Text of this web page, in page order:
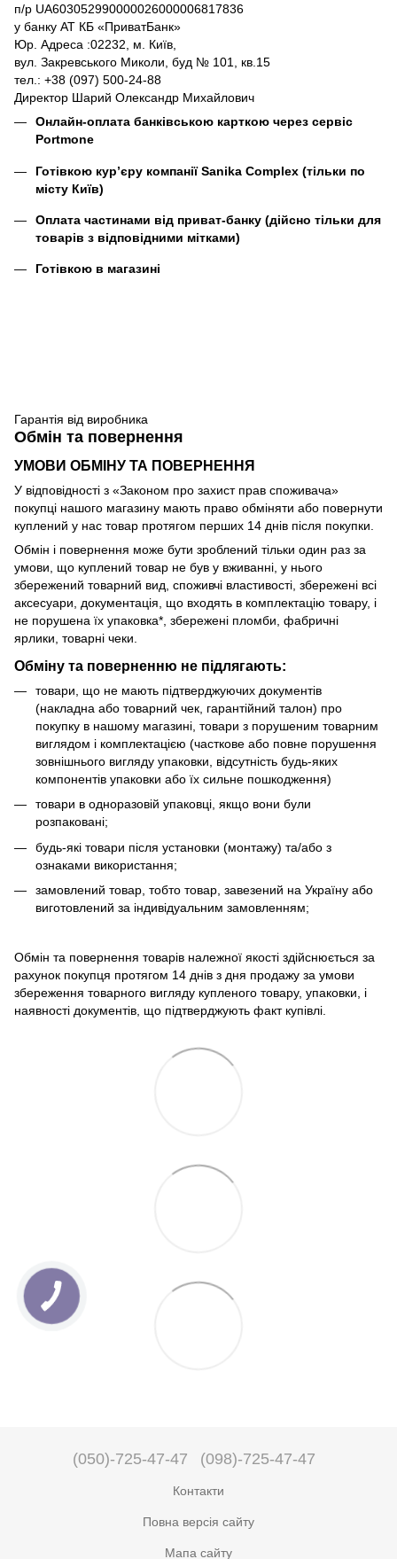
п/р UA603052990000026000006817836
у банку АТ КБ «ПриватБанк»
Юр. Адреса :02232, м. Київ,
вул. Закревського Миколи, буд № 101, кв.15
тел.: +38 (097) 500-24-88
Директор Шарий Олександр Михайлович
Онлайн-оплата банківською карткою через сервіс
Portmone
Готівкою кур’єру компаніїSanika Complex (тільки по
місту Київ)
Оплата частинами від приват-банку (дійсно тільки для
товарів з відповідними мітками)
Готівкою в магазині
Гарантія від виробника
Обмін та повернення
УМОВИ ОБМІНУ ТА ПОВЕРНЕННЯ
У відповідності з «Законом про захист прав споживача»
покупці нашого магазину мають право обміняти або повернути
куплений у нас товар протягом перших 14 днів після покупки.
Обмін і повернення може бути зроблений тільки один раз за
умови, що куплений товар не був у вживанні, у нього
збережений товарний вид, споживчі властивості, збережені всі
аксесуари, документація, що входять в комплектацію товару, і
не порушена їх упаковка*, збережені пломби, фабричні
ярлики, товарні чеки.
Обміну та поверненню не підлягають:
товари, що не мають підтверджуючих документів
(накладна або товарний чек, гарантійний талон) про
покупку в нашому магазині, товари з порушеним товарним
виглядом і комплектацією (часткове або повне порушення
зовнішнього вигляду упаковки, відсутність будь-яких
компонентів упаковки або їх сильне пошкодження)
товари в одноразовій упаковці, якщо вони були
розпаковані;
будь-які товари після установки (монтажу) та/або з
ознаками використання;
замовлений товар, тобто товар, завезений на Україну або
виготовлений за індивідуальним замовленням;
Обмін та повернення товарів належної якості здійснюється за
рахунок покупця протягом 14 днів з дня продажу за умови
збереження товарного вигляду купленого товару, упаковки, і
наявності документів, що підтверджують факт купівлі.
(050)-725-47-47 (098)-725-47-47
Контакти
Повна версія сайту
Мапа сайту